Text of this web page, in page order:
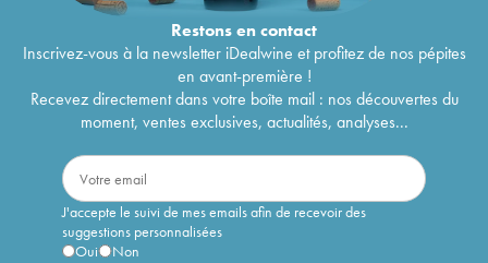
Restons encontact
Inscrivez-vous à la newsletter iDealwine et profitez de nos pépites
en avant-première !
Recevez directement dans votre boîte mail : nos découvertes du
moment, ventes exclusives, actualités, analyses...
J'accepte le suivi de mes emails afin de recevoir des
suggestions personnalisées
Oui
Non